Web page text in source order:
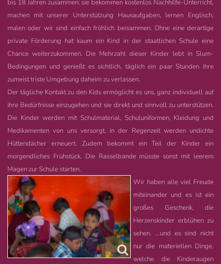
bis 18 Jahren zusammen: sie bekommen kostenlos Nachhilfe-Unterricht,
machen mit unserer Unterstützung Hausaufgaben, lernen Englisch,
malen oder wir sind einfach fröhlich beisammen. Ohne eine derartige
private Förderung hat kaum ein Kind in der staatlichen Schule eine
Chance weiterzukommen. Die Mehrzahl dieser Kinder lebt in Slum-
Bedingungen und genießt es sichtlich, täglich ein paar Stunden ihre
zumeist triste Umgebung daheim zu verlassen.
Der tägliche Kontakt zu den Kids ermöglicht es uns, ganz individuell auf
ihre Bedürfnisse einzugehen und sie direkt und sinnvoll zu unterstützen.
Die Kinder werden mit Schulmaterial, Schuluniformen, Kleidung und
Medikamenten von uns versorgt, in der Regenzeit werden undichte
Hüttendächer erneuert. Zudem bekommt ein Teil der Kinder ein
morgendliches Frühstück. Die Rasselbande müsste sonst mit leerem
Magen zur Schule starten.
Wir haben alle viel Freude
miteinander und es ist ein
großes Geschenk, die
Herzenskinder erblühen zu
sehen. ...und es sind nicht
nur die materiellen Dinge,
welche die Kinderaugen